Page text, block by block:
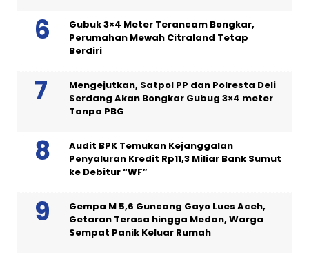
Gubuk 3×4 Meter Terancam Bongkar,
Perumahan Mewah Citraland Tetap
Berdiri
Mengejutkan, Satpol PP dan Polresta Deli
Serdang Akan Bongkar Gubug 3×4 meter
Tanpa PBG
Audit BPK Temukan Kejanggalan
Penyaluran Kredit Rp11,3 Miliar Bank Sumut
ke Debitur “WF”
Gempa M 5,6 Guncang Gayo Lues Aceh,
Getaran Terasa hingga Medan, Warga
Sempat Panik Keluar Rumah